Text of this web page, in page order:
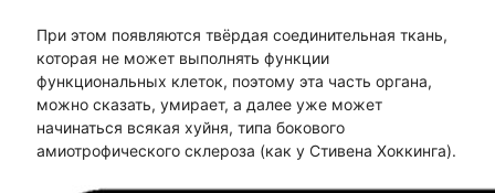
При этом появляются твёрдая соединительная ткань,
которая не может выполнять функции
функциональных клеток, поэтому эта часть органа,
можно сказать, умирает, а далее уже может
начинаться всякая хуйня, типа бокового
амиотрофического склероза (как у Стивена Хоккинга).